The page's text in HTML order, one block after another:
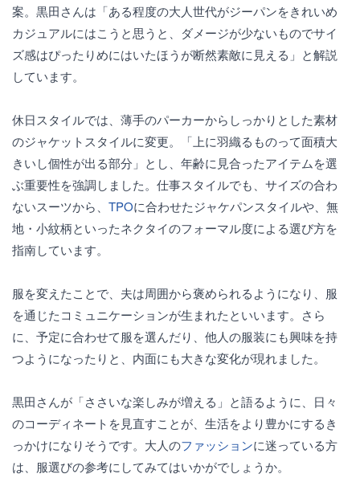
案。黒田さんは「ある程度の大人世代がジーパンをきれいめ
カジュアルにはこうと思うと、ダメージが少ないものでサイ
ズ感はぴったりめにはいたほうが断然素敵に見える」と解説
しています。
休日スタイルでは、薄手のパーカーからしっかりとした素材
のジャケットスタイルに変更。「上に羽織るものって面積大
きいし個性が出る部分」とし、年齢に見合ったアイテムを選
ぶ重要性を強調しました。仕事スタイルでも、サイズの合わ
ないスーツから、 TPOに合わせたジャケパンスタイルや、無
地・小紋柄といったネクタイのフォーマル度による選び方を
指南しています。
服を変えたことで、夫は周囲から褒められるようになり、服
を通じたコミュニケーションが生まれたといいます。さら
に、予定に合わせて服を選んだり、他人の服装にも興味を持
つようになったりと、内面にも大きな変化が現れました。
黒田さんが「ささいな楽しみが増える」と語るように、日々
のコーディネートを見直すことが、生活をより豊かにするき
っかけになりそうです。大人のファッションに迷っている方
は、服選びの参考にしてみてはいかがでしょうか。